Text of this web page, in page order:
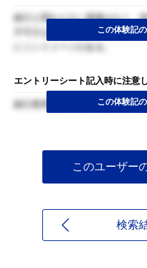
銀行と関わらない業種はなく、
不可欠な存在である。銀行は特
にくいイメージがある。
この体験記
エントリーシート記入時に注意
銀行業界としてではなく、りそ
この体験記
このユーザー
検索